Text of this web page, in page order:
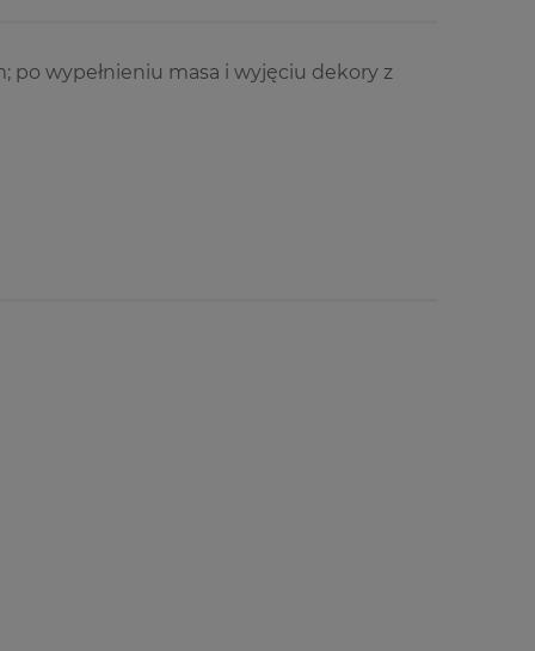
wypełnieniu masa i wyjęciu dekory z